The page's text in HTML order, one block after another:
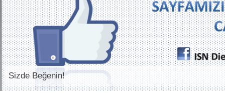
Sizde Beğenin!